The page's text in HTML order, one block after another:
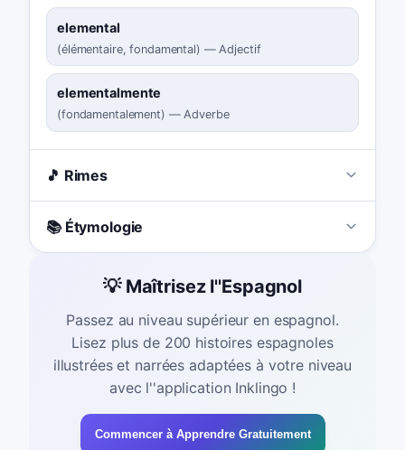
elemental
(élémentaire, fondamental) — Adjectif
elementalmente
(fondamentalement) — Adverbe
🎵 Rimes
📚 Étymologie
💡 Maîtrisez l''Espagnol
Passez au niveau supérieur en espagnol.
Lisez plus de 200 histoires espagnoles
illustrées et narrées adaptées à votre niveau
avec l''application Inklingo !
Commencer à Apprendre Gratuitement